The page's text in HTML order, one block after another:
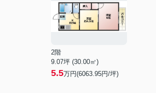
2階
9.07坪 (30.00㎡)
5.5万円(6063.95円/坪)